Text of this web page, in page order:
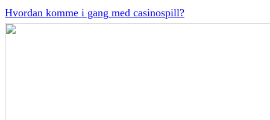
Hvordan komme i gang med casinospill?